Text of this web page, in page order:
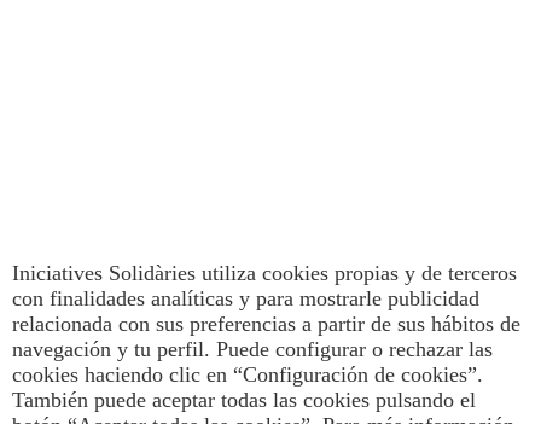
Iniciatives Solidàries utiliza cookies propias y de terceros
con finalidades analíticas y para mostrarle publicidad
relacionada con sus preferencias a partir de sus hábitos de
navegación y tu perfil. Puede configurar o rechazar las
cookies haciendo clic en “Configuración de cookies”.
También puede aceptar todas las cookies pulsando el